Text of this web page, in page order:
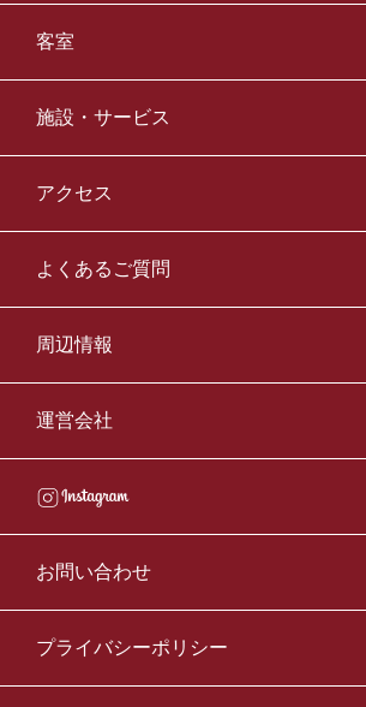
客室
施設・サービス
アクセス
よくあるご質問
周辺情報
運営会社
お問い合わせ
プライバシーポリシー